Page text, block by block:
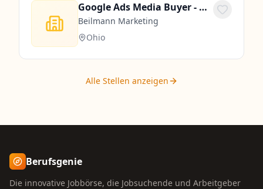
Google Ads Media Buyer - Remote Growth & Strategy
Beilmann Marketing
Ohio
Alle Stellen anzeigen
Berufsgenie
Die innovative Jobbörse, die Jobsuchende und Arbeitgeber